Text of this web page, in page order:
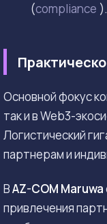
(compliance
Основной фокус
так и в Web3-
Логистический
партнерам и
ВAZ-COM Maruwa
привлечения